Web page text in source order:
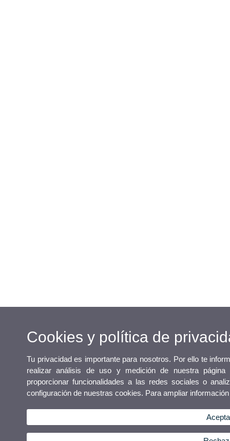
Cookies y política de
Tu privacidad es importante para nosotros. Por ello te
realizar análisis de uso y medición de nuestra
proporcionar funcionalidades a las redes sociales o
configuración de nuestras cookies. Para ampliar